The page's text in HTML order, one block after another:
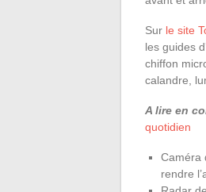
Sur le site
les guides
chiffon
calandre,
A lire en
quotidien
Caméra
rendre